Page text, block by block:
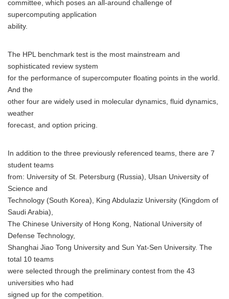
committee, which poses an all-around challenge of
supercomputing application
ability.
The HPL benchmark test is the most mainstream and
sophisticated review system
for the performance of supercomputer floating points in the world.
And the
other four are widely used in molecular dynamics, fluid dynamics,
weather
forecast, and option pricing.
In addition to the three previously referenced teams, there are 7
student teams
from: University of St. Petersburg (Russia), Ulsan University of
Science and
Technology (South Korea), King Abdulaziz University (Kingdom of
Saudi Arabia),
The Chinese University of Hong Kong, National University of
Defense Technology,
Shanghai Jiao Tong University and Sun Yat-Sen University. The
total 10 teams
were selected through the preliminary contest from the 43
universities who had
signed up for the competition.